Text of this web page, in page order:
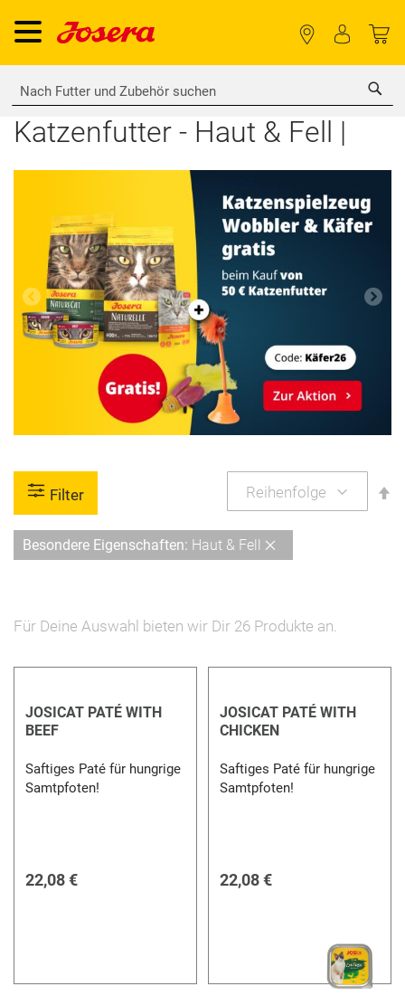
Katzenfutter - Haut & Fell |
Besondere Eigenschaften Haut & Fell
Artikel
Für Deine Auswahl bieten wir Dir 26 Produkte an.
JOSICAT PATÉ WITH
BEEF
Saftiges Paté für hungrige
Samtpfoten!
22,08 €
JOSICAT PATÉ WITH
CHICKEN
Saftiges Paté für hungrige
Samtpfoten!
22,08 €
Filter